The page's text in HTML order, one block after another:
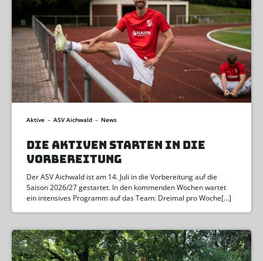
Aktive – ASV Aichwald – News
DIE AKTIVEN STARTEN IN DIE
VORBEREITUNG
Der ASV Aichwald ist am 14. Juli in die Vorbereitung auf die
Saison 2026/27 gestartet. In den kommenden Wochen wartet
ein intensives Programm auf das Team: Dreimal pro Woche[…]